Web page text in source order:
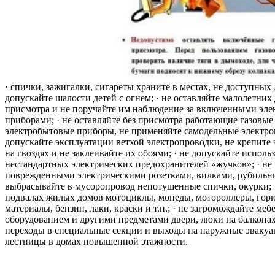
· спички, зажигалки, сигареты храните в местах, не доступных
допускайте шалости детей с огнем; · не оставляйте малолетних
присмотра и не поручайте им наблюдение за включенными
приборами; · не оставляйте без присмотра работающие
электробытовые приборы, не применяйте самодельные
допускайте эксплуатации ветхой электропроводки, не крепите
на гвоздях и не заклеивайте их обоями; · не допускайте
нестандартных электрических предохранителей «жучков»; · не
поврежденными электрическими розетками, вилками,
выбрасывайте в мусоропровод непотушенные спички, окурки;
подвалах жилых домов мотоциклы, мопеды, мотороллеры,
материалы, бензин, лаки, краски и т.п.; · не загромождайте
оборудованием и другими предметами двери, люки на
переходы в специальные секции и выходы на наружные
лестницы в домах повышенной этажности.